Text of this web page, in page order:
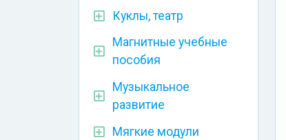
Куклы, театр
Магнитные учебные
пособия
Музыкальное
развитие
Мягкие модули